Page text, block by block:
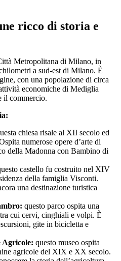
ricco di storia e
Metropolitana di Milano, in
a sud-est di Milano. È
con una popolazione di circa
economiche di Mediglia
il commercio.
chiesa risale al XII secolo ed
numerose opere d’arte di
della Madonna con Bambino di
castello fu costruito nel XIV
della famiglia Visconti.
una destinazione turistica
questo parco ospita una
cui cervi, cinghiali e volpi. È
gite in bicicletta e
Agricole: questo museo ospita
agricole del XIX e XX secolo.